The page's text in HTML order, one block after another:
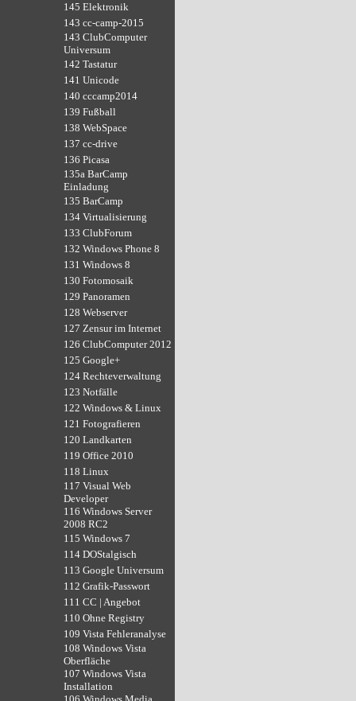
145 Elektronik
143 cc-camp-2015
143 ClubComputer
Universum
142 Tastatur
141 Unicode
140 cccamp2014
139 Fußball
138 WebSpace
137 cc-drive
136 Picasa
135a BarCamp
Einladung
135 BarCamp
134 Virtualisierung
133 ClubForum
132 Windows Phone 8
131 Windows 8
130 Fotomosaik
129 Panoramen
128 Webserver
127 Zensur im Internet
126 ClubComputer 2012
125 Google+
124 Rechteverwaltung
123 Notfälle
122 Windows & Linux
121 Fotografieren
120 Landkarten
119 Office 2010
118 Linux
117 Visual Web
Developer
116 Windows Server
2008 RC2
115 Windows 7
114 DOStalgisch
113 Google Universum
112 Grafik-Passwort
111 CC | Angebot
110 Ohne Registry
109 Vista Fehleranalyse
108 Windows Vista
Oberfläche
107 Windows Vista
Installation